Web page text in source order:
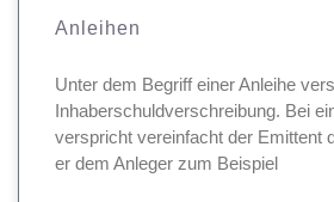
Anleihen
Unter dem Begriff einer Anleihe
Inhaberschuldverschreibung. Bei
verspricht vereinfacht der Emittent
er dem Anleger zum Beispiel